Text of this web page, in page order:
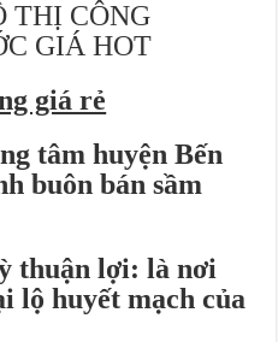
bị sốc
Hòa, Bến Cát, Bình Dương
THỊ CÔNG
GIÁ HOT
giá rẻ
tâm huyện Bến
buôn bán sầm
thuận lợi: là nơi
lộ huyết mạch của